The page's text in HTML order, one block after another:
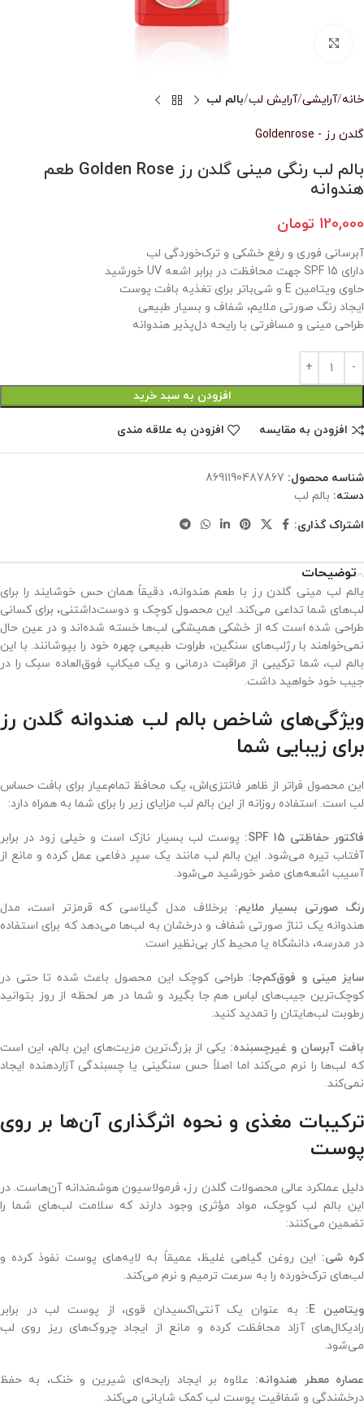
خانه آرایشی آرایش لب بالم لب
گلدن رز - Goldenrose
بالم لب رنگی مینی گلدن رز Golden Rose طعم
هندوانه
120,000 تومان
آبرسانی فوری و رفع خشکی و ترک‌خوردگی لب
دارای SPF 15 جهت محافظت در برابر اشعه UV خورشید
حاوی ویتامین E و شی‌باتر برای تغذیه بافت پوست
ایجاد رنگ صورتی ملایم، شفاف و بسیار طبیعی
طراحی مینی و مسافرتی با رایحه دل‌پذیر هندوانه
افزودن به سبد خرید
افزودن به مقایسه افزودن به علاقه مندی
شناسه محصول: 8691190487867
دسته: بالم لب
اشتراک گذاری:
توضیحات
بالم لب مینی گلدن رز با طعم هندوانه، دقیقاً همان حس خوشایند را برای
لب‌های شما تداعی می‌کند. این محصول کوچک و دوست‌داشتنی، برای کسانی
طراحی شده است که از خشکی همیشگی لب‌ها خسته شده‌اند و در عین حال
نمی‌خواهند با رژلب‌های سنگین، طراوت طبیعی چهره خود را بپوشانند. با این
بالم لب، شما ترکیبی از مراقبت درمانی و یک میکاپ فوق‌العاده سبک را در
جیب خود خواهید داشت.
ویژگی‌های شاخص بالم لب هندوانه گلدن رز
برای زیبایی شما
این محصول فراتر از ظاهر فانتزی‌اش، یک محافظ تمام‌عیار برای بافت حساس
لب است. استفاده روزانه از این بالم لب مزایای زیر را برای شما به همراه دارد:
فاکتور حفاظتی SPF 15:
پوست لب بسیار نازک است و خیلی زود در برابر
آفتاب تیره می‌شود. این بالم لب مانند یک سپر دفاعی عمل کرده و مانع از
آسیب اشعه‌های مضر خورشید می‌شود.
رنگ صورتی بسیار ملایم: برخلاف مدل گیلاسی که قرمزتر است، مدل
هندوانه یک تناژ صورتی شفاف و درخشان به لب‌ها می‌دهد که برای استفاده
در مدرسه، دانشگاه یا محیط کار بی‌نظیر است.
سایز مینی و فوق‌کم‌جا: طراحی کوچک این محصول باعث شده تا حتی در
کوچک‌ترین جیب‌های لباس هم جا بگیرد و شما در هر لحظه از روز بتوانید
رطوبت لب‌هایتان را تمدید کنید.
بافت آبرسان و غیرچسبنده: یکی از بزرگ‌ترین مزیت‌های این بالم، این است
که لب‌ها را نرم می‌کند اما اصلاً حس سنگینی یا چسبندگی آزاردهنده ایجاد
نمی‌کند.
ترکیبات مغذی و نحوه اثرگذاری آن‌ها بر روی
پوست
دلیل عملکرد عالی محصولات گلدن رز، فرمولاسیون هوشمندانه آن‌هاست. در
این بالم لب کوچک، مواد مؤثری وجود دارند که سلامت لب‌های شما را
تضمین می‌کنند:
کره شی: این روغن گیاهی غلیظ، عمیقاً به لایه‌های پوست نفوذ کرده و
لب‌های ترک‌خورده را به سرعت ترمیم و نرم می‌کند.
ویتامین E:
به عنوان یک آنتی‌اکسیدان قوی، از پوست لب در برابر
رادیکال‌های آزاد محافظت کرده و مانع از ایجاد چروک‌های ریز روی لب
می‌شود.
عصاره معطر هندوانه: علاوه بر ایجاد رایحه‌ای شیرین و خنک، به حفظ
درخشندگی و شفافیت پوست لب کمک شایانی می‌کند.